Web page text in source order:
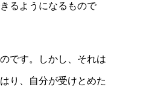
るようになるもので
です。しかし、それは
り、自分が受けとめた